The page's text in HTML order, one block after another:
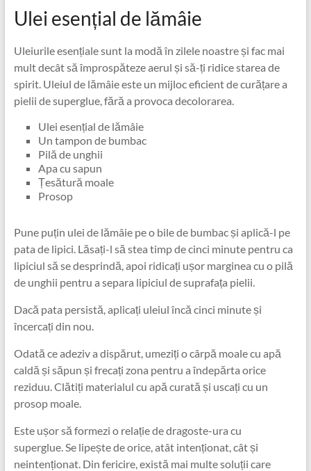
Ulei esențial de lămâie
Uleiurile esențiale sunt la modă în zilele noastre și fac mai
mult decât să împrospăteze aerul și să-ți ridice starea de
spirit. Uleiul de lămâie este un mijloc eficient de curățare a
pielii de superglue, fără a provoca decolorarea.
Ulei esențial de lămâie
Un tampon de bumbac
Pilă de unghii
Apa cu sapun
Țesătură moale
Prosop
Pune puțin ulei de lămâie pe o bile de bumbac și aplică-l pe
pata de lipici. Lăsați-l să stea timp de cinci minute pentru ca
lipiciul să se desprindă, apoi ridicați ușor marginea cu o pilă
de unghii pentru a separa lipiciul de suprafața pielii.
Dacă pata persistă, aplicați uleiul încă cinci minute și
încercați din nou.
Odată ce adeziv a dispărut, umeziți o cârpă moale cu apă
caldă și săpun și frecați zona pentru a îndepărta orice
reziduu. Clătiți materialul cu apă curată și uscați cu un
prosop moale.
Este ușor să formezi o relație de dragoste-ura cu
superglue. Se lipește de orice, atât intenționat, cât și
neintenționat. Din fericire, există mai multe soluții care